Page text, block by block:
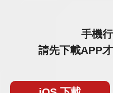
手機
請先下載APP